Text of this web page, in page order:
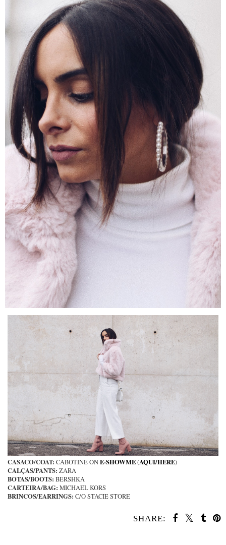
CASACO/COAT: CABOTINE ONE-SHOWME(AQUI/HERE)
CALÇAS/PANTS: ZARA
BOTAS/BOOTS: BERSHKA
CARTEIRA/BAG: MICHAEL KORS
BRINCOS/EARRINGS: C/O STACIE STORE
SHARE: